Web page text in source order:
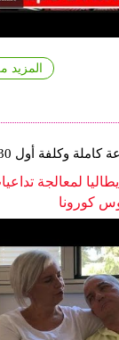
المزيد
يورو لمعالجة
كورونا